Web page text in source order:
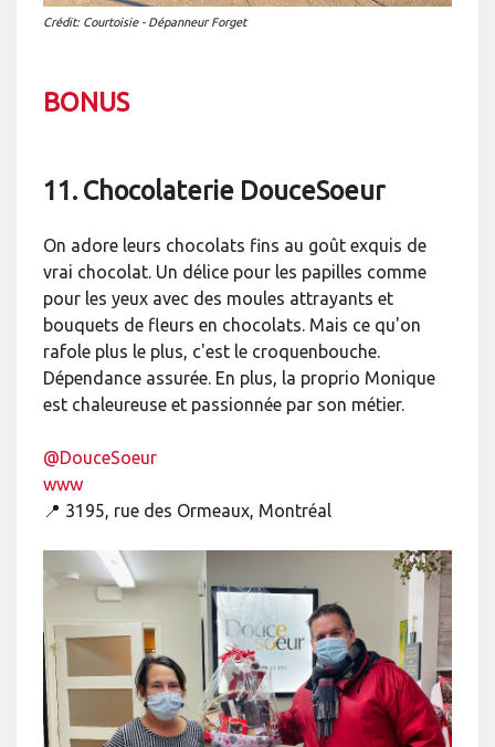
Crédit: Courtoisie - Dépanneur Forget
BONUS
11. Chocolaterie DouceSoeur
On adore leurs chocolats fins au goût exquis de
vrai chocolat. Un délice pour les papilles comme
pour les yeux avec des moules attrayants et
bouquets de fleurs en chocolats. Mais ce qu'on
rafole plus le plus, c'est le croquenbouche.
Dépendance assurée. En plus, la proprio Monique
est chaleureuse et passionnée par son métier.
@DouceSoeur
www
📍 3195, rue des Ormeaux, Montréal